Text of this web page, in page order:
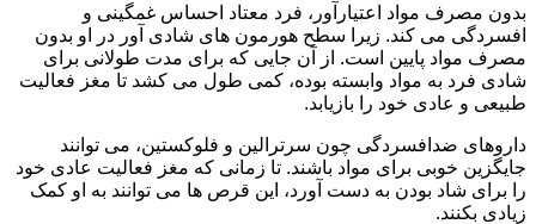
بدون مصرف مواد اعتیارآور، فرد معتاد احساس غمگینی و
افسردگی می کند. زیرا سطح هورمون های شادی آور در او بدون
مصرف مواد پایین است. از آن جایی که برای مدت طولانی برای
شادی فرد به مواد وابسته بوده، کمی طول می کشد تا مغز فعالیت
طبیعی و عادی خود را بازیابد.
داروهای ضدافسردگی چون سرترالین و فلوکستین، می توانند
جایگزین خوبی برای مواد باشند. تا زمانی که مغز فعالیت عادی خود
را برای شاد بودن به دست آورد، این قرص ها می توانند به او کمک
زیادی بکنند.